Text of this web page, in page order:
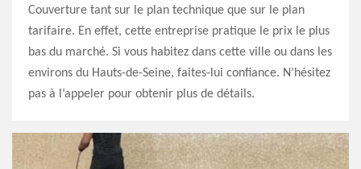
Couverture tant sur le plan technique que sur le plan
tarifaire. En effet, cette entreprise pratique le prix le plus
bas du marché. Si vous habitez dans cette ville ou dans les
environs du Hauts-de-Seine, faites-lui confiance. N’hésitez
pas à l’appeler pour obtenir plus de détails.